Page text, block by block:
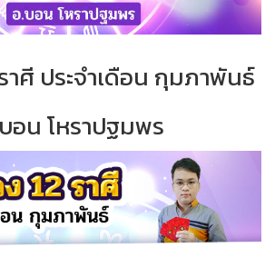
าศี ประจำเดือน กุมภาพันธ์
อน โหราปฐมพร